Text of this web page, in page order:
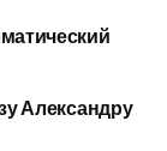
Александру